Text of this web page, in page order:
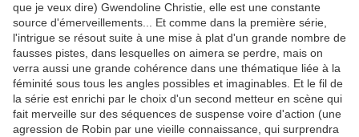
que je veux dire) Gwendoline Christie, elle est une constante
source d'émerveillements... Et comme dans la première série,
l'intrigue se résout suite à une mise à plat d'un grande nombre de
fausses pistes, dans lesquelles on aimera se perdre, mais on
verra aussi une grande cohérence dans une thématique liée à la
féminité sous tous les angles possibles et imaginables. Et le fil de
la série est enrichi par le choix d'un second metteur en scène qui
fait merveille sur des séquences de suspense voire d'action (une
agression de Robin par une vieille connaissance, qui surprendra